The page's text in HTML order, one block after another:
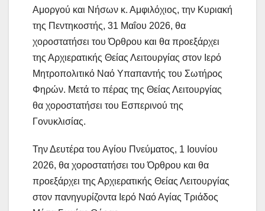
Αμοργού και Νήσων κ. Αμφιλόχιος, την Κυριακή
της Πεντηκοστής, 31 Μαΐου 2026, θα
χοροστατήσει του Όρθρου και θα προεξάρχει
της Αρχιερατικής Θείας Λειτουργίας στον Ιερό
Μητροπολιτικό Ναό Υπαπαντής του Σωτήρος
Φηρών. Μετά το πέρας της Θείας Λειτουργίας
θα χοροστατήσει του Εσπερινού της
Γονυκλισίας.
Την Δευτέρα του Αγίου Πνεύματος, 1 Ιουνίου
2026, θα χοροστατήσει του Όρθρου και θα
προεξάρχει της Αρχιερατικής Θείας Λειτουργίας
στον πανηγυρίζοντα Ιερό Ναό Αγίας Τριάδος